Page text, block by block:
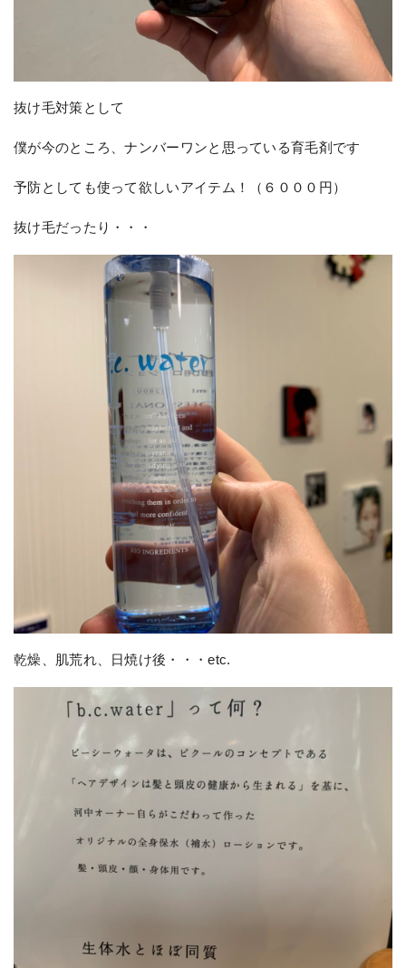
抜け毛対策として
僕が今のところ、ナンバーワンと思っている育毛剤です
予防としても使って欲しいアイテム！（６０００円）
抜け毛だったり・・・
乾燥、肌荒れ、日焼け後・・・etc.